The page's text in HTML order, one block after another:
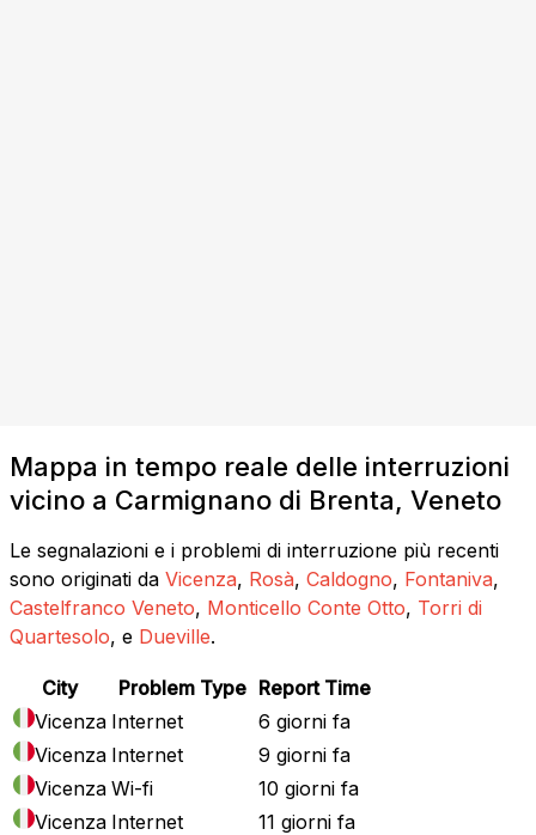
Mappa in tempo reale delle interruzioni
vicino a Carmignano di Brenta, Veneto
Le segnalazioni e i problemi di interruzione più recenti
sono originati da Vicenza, Rosà, Caldogno, Fontaniva,
Castelfranco Veneto, Monticello Conte Otto, Torri di
Quartesolo, e Dueville.
City Problem Type Report Time
Vicenza Internet
6 giorni fa
Vicenza Internet
9 giorni fa
Vicenza Wi-fi
10 giorni fa
Vicenza Internet
11 giorni fa